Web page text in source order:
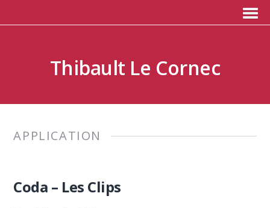
Thibault Le Cornec
APPLICATION
Coda – Les Clips